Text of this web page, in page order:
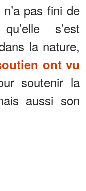
n’a pas fini de
s’est
la nature,
ont vu
soutenir la
aussi son